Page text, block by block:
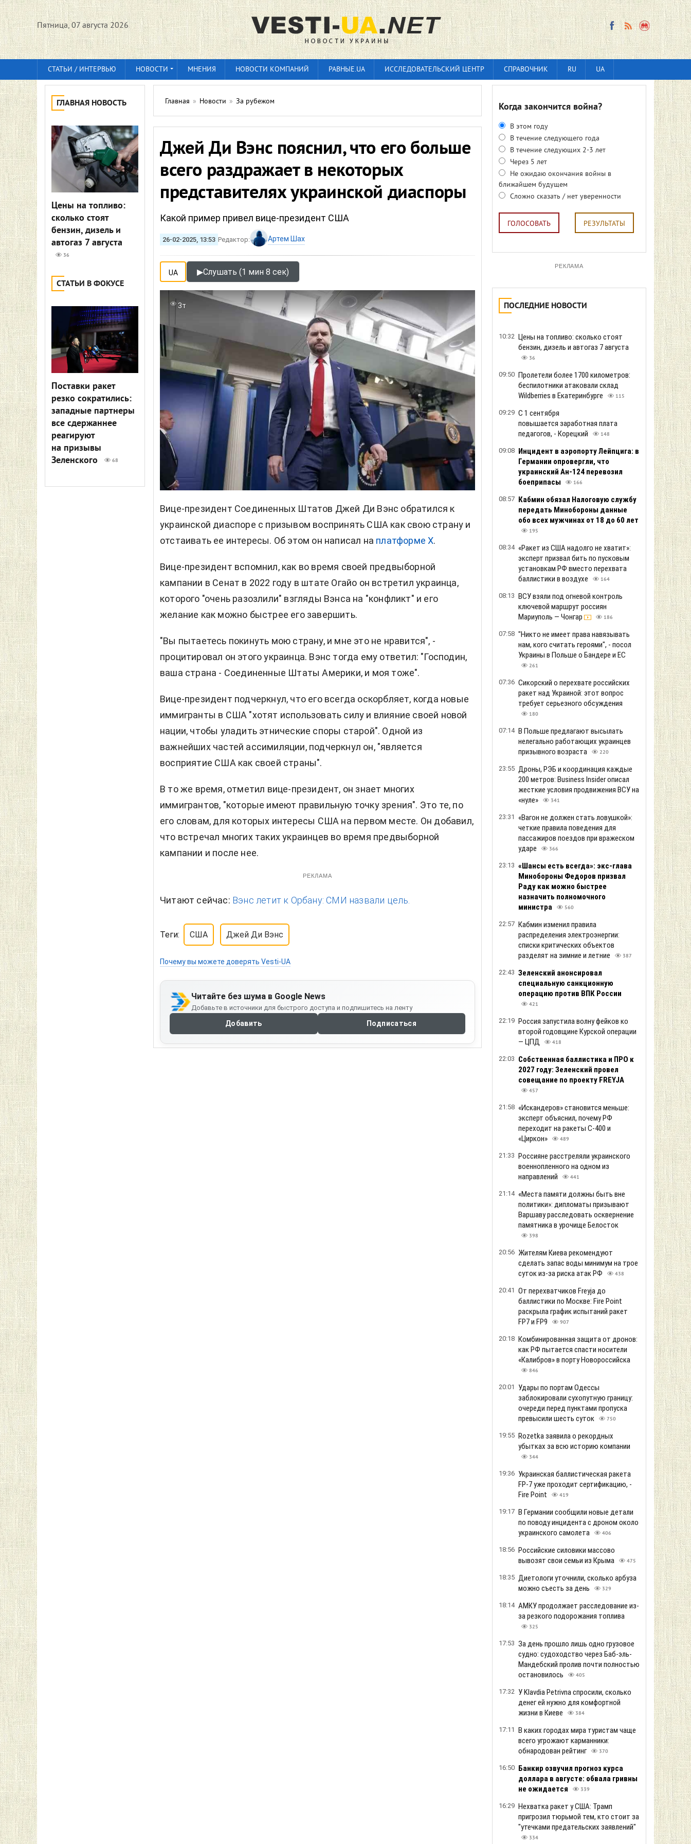
Пятница, 07 августа 2026
СТАТЬИ / ИНТЕРВЬЮ НОВОСТИ МНЕНИЯ НОВОСТИ КОМПАНИЙ РАВНЫЕ.UA ИССЛЕДОВАТЕЛЬСКИЙ ЦЕНТР СПРАВОЧНИК RU UA
ГЛАВНАЯ НОВОСТЬ
Цены на топливо:
сколько стоят
бензин, дизель и
автогаз 7 августа
36
СТАТЬИ В ФОКУСЕ
Поставки ракет
резко сократились:
западные партнеры
все сдержаннее
реагируют
на призывы
Зеленского
68
Главная » Новости » За рубежом
Джей Ди Вэнс пояснил, что его больше
всего раздражает в некоторых
представителях украинской диаспоры
Какой пример привел вице-президент США
26-02-2025, 13:53 Редактор: Артем Шах
UA ▶Слушать (1 мин 8 сек)
3т
Вице-президент Соединенных Штатов Джей Ди Вэнс обратился к
украинской диаспоре с призывом воспринять США как свою страну и
отстаивать ее интересы. Об этом он написал на платформе Х.
Вице-президент вспомнил, как во время своей предвыборной
кампании в Сенат в 2022 году в штате Огайо он встретил украинца,
которого "очень разозлили" взгляды Вэнса на "конфликт" и его
желание как можно быстрее его завершить.
"Вы пытаетесь покинуть мою страну, и мне это не нравится", -
процитировал он этого украинца. Вэнс тогда ему ответил: "Господин,
ваша страна - Соединенные Штаты Америки, и моя тоже".
Вице-президент подчеркнул, что его всегда оскорбляет, когда новые
иммигранты в США "хотят использовать силу и влияние своей новой
нации, чтобы уладить этнические споры старой". Одной из
важнейших частей ассимиляции, подчеркнул он, "является
восприятие США как своей страны".
В то же время, отметил вице-президент, он знает многих
иммигрантов, "которые имеют правильную точку зрения". Это те, по
его словам, для которых интересы США на первом месте. Он добавил,
что встречал многих таких украинцев во время предвыборной
кампании и после нее.
РЕКЛАМА
Читают сейчас: Вэнс летит к Орбану: СМИ назвали цель.
Теги: США Джей Ди Вэнс
Почему вы можете доверять Vesti-UA
Читайте без шума в Google News
Добавьте в источники для быстрого доступа и подпишитесь на ленту
Добавить Подписаться
Когда закончится война?
В этом году
В течение следующего года
В течение следующих 2-3 лет
Через 5 лет
Не ожидаю окончания войны в
ближайшем будущем
Сложно сказать / нет уверенности
ГОЛОСОВАТЬ РЕЗУЛЬТАТЫ
РЕКЛАМА
ПОСЛЕДНИЕ НОВОСТИ
10:32 Цены на топливо: сколько стоят
бензин, дизель и автогаз 7 августа
36
09:50 Пролетели более 1700 километров:
беспилотники атаковали склад
Wildberries в Екатеринбурге
115
09:29 С 1 сентября
повышается заработная плата
педагогов, - Корецкий
148
09:08 Инцидент в аэропорту Лейпцига: в
Германии опровергли, что
украинский Ан-124 перевозил
боеприпасы
166
08:57 Кабмин обязал Налоговую службу
передать Минобороны данные
обо всех мужчинах от 18 до 60 лет
195
08:34 «Ракет из США надолго не хватит»:
эксперт призвал бить по пусковым
установкам РФ вместо перехвата
баллистики в воздухе
164
08:13 ВСУ взяли под огневой контроль
ключевой маршрут россиян
Мариуполь — Чонгар
186
07:58 "Никто не имеет права навязывать
нам, кого считать героями", - посол
Украины в Польше о Бандере и ЕС
261
07:36 Сикорский о перехвате российских
ракет над Украиной: этот вопрос
требует серьезного обсуждения
180
07:14 В Польше предлагают высылать
нелегально работающих украинцев
призывного возраста
220
23:55 Дроны, РЭБ и координация каждые
200 метров: Business Insider описал
жесткие условия продвижения ВСУ на
«нуле»
341
23:31
«Вагон не должен стать ловушкой»:
четкие правила поведения для
пассажиров поездов при вражеском
ударе
366
23:13 «Шансы есть всегда»: экс-глава
Минобороны Федоров призвал
Раду как можно быстрее
назначить полномочного
министра
560
22:57 Кабмин изменил правила
распределения электроэнергии:
списки критических объектов
разделят на зимние и летние
387
22:43 Зеленский анонсировал
специальную санкционную
операцию против ВПК России
421
22:19 Россия запустила волну фейков ко
второй годовщине Курской операции
— ЦПД
418
22:03 Собственная баллистика и ПРО к
2027 году: Зеленский провел
совещание по проекту FREYJA
457
21:58 «Искандеров» становится меньше:
эксперт объяснил, почему РФ
переходит на ракеты С-400 и
«Циркон»
489
21:33 Россияне расстреляли украинского
военнопленного на одном из
направлений
441
21:14 «Места памяти должны быть вне
политики»: дипломаты призывают
Варшаву расследовать осквернение
памятника в урочище Белосток
398
20:56 Жителям Киева рекомендуют
сделать запас воды минимум на трое
суток из-за риска атак РФ
438
20:41 От перехватчиков Freyja до
баллистики по Москве: Fire Point
раскрыла график испытаний ракет
FP7 и FP9
907
20:18 Комбинированная защита от дронов:
как РФ пытается спасти носители
«Калибров» в порту Новороссийска
846
20:01
Удары по портам Одессы
заблокировали сухопутную границу:
очереди перед пунктами пропуска
превысили шесть суток
750
19:55 Rozetka заявила о рекордных
убытках за всю историю компании
344
19:36 Украинская баллистическая ракета
FP-7 уже проходит сертификацию, -
Fire Point
419
19:17 В Германии сообщили новые детали
по поводу инцидента с дроном около
украинского самолета
406
18:56 Российские силовики массово
вывозят свои семьи из Крыма
475
18:35 Диетологи уточнили, сколько арбуза
можно съесть за день
329
18:14 АМКУ продолжает расследование из-
за резкого подорожания топлива
325
17:53 За день прошло лишь одно грузовое
судно: судоходство через Баб-эль-
Мандебский пролив почти полностью
остановилось
405
17:32 У Klavdia Petrivna спросили, сколько
денег ей нужно для комфортной
жизни в Киеве
384
17:11 В каких городах мира туристам чаще
всего угрожают карманники:
обнародован рейтинг
370
16:50 Банкир озвучил прогноз курса
доллара в августе: обвала гривны
не ожидается
339
16:29 Нехватка ракет у США: Трамп
пригрозил тюрьмой тем, кто стоит за
"утечками предательских заявлений"
334